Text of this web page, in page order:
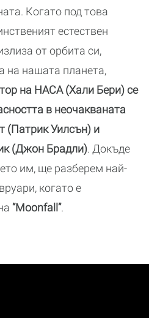
Когато под това
естествен
от орбита си,
на нашата планета,
на НАСА (Хали Бери) се
в неочакваната
(Патрик Уилсън) и
(Джон Брадли). Докъде
им, ще разберем най-
когато е
“Moonfall”.